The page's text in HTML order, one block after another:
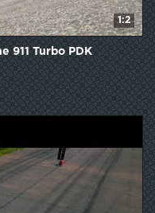
1:2
911 Turbo PDK